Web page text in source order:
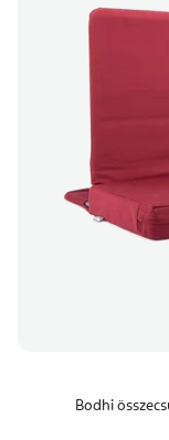
Bodhi